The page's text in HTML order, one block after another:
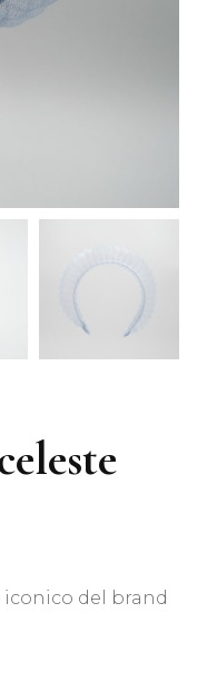
iconico del brand